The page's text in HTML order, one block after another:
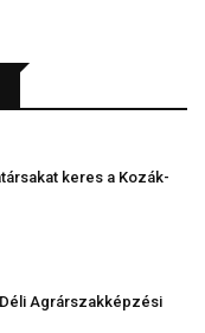
keres a Kozák-
Agrárszakképzési